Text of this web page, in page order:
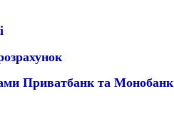
Приватбанк та Монобанк